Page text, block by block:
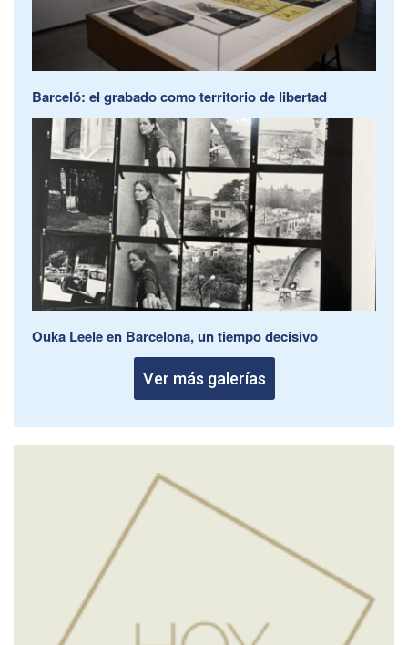
Barceló: el grabado como territorio de libertad
Ouka Leele en Barcelona, un tiempo decisivo
Ver más galerías